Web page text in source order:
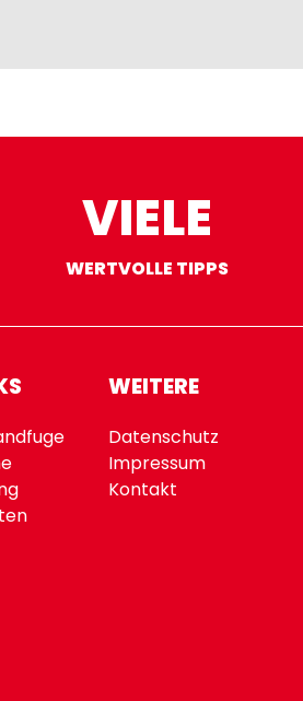
VIELE
WERTVOLLE TIPPS
WEITERE
Datenschutz
Impressum
Kontakt